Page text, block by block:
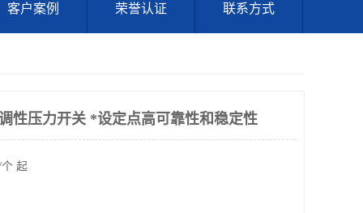
客户案例 荣誉认证 联系方式
性压力开关 *设定点高可靠性和稳定性
起